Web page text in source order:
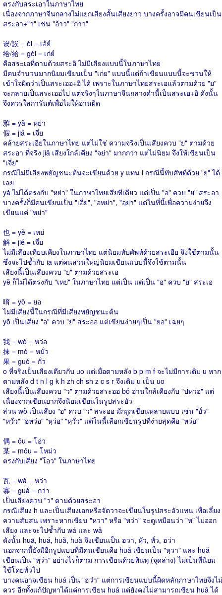
ตรงกับสระเอาในภาษาไทย
เนื่องจากภาษาจีนกลางไม่แยกเสียงสั้นเสียงยาว บางครั้งอาจมีคนเขียนเป็น
สระอา+"ว" เช่น "อ้าว" "ก่าว"
诶/誒 = èi = เอ้ย์
给/給 = gěi = เก่ย์
คือสระเอที่ตามด้วยสระอิ ไม่มีเสียงแบบนี้ในภาษาไทย
มีคนจำนวนมากนิยมเขียนเป็น "เก่ย" แบบนี้แต่ถ้าเขียนแบบนี้จะชวนให้
เข้าใจผิดว่าเป็นสระเออ+อิ ได้ เพราะในภาษาไทยสระเอแล้วตามด้วย "ย"
จะกลายเป็นสระเออไป แต่จริงๆในภาษาจีนกลางคำนี้เป็นสระเอ+อิ ดังนั้น
จึงควรใส่การันต์เพื่อไม่ให้อ่านผิด
雅 = yǎ = หย่า
假 = jiǎ = เจี่ย
คล้ายสระเอียในภาษาไทย แต่ไม่ใช่ ความจริงเป็นเสียงควบ "ย" ตามด้วย
สระอา ที่จริง jiǎ เสียงใกล้เคียง "จย่า" มากกว่า แต่ไม่นิยม จึงให้เขียนเป็น
"เจี่ย"
กรณีไม่มีเสียงพยัญชนะต้นจะเขียนด้วย y แทน i กรณีนี้ทับศัพท์ด้วย "ย" ได้
เลย
yǎ ไม่ได้ตรงกับ "หย่า" ในภาษาไทยเสียทีเดียว แต่เป็น "อ" ควบ "ย" สระอา
บางครั้งก็มีคนเขียนเป็น "เอี่ย", "อหย่า", "อฺย่า" แต่ในที่นี้เพื่อความง่ายจึง
เขียนแค่ "หย่า"
也 = yě = เหย่
解 = jiě = เจี่ย
ไม่มีเสียงเทียบเคียงในภาษาไทย แต่นิยมทับศัพท์ด้วยสระเอีย จึงใช้ตามนั้น
ซึ่งจะไปซ้ำกับ ia แต่คนส่วนใหญ่นิยมเขียนแบบนี้จึงใช้ตามนั้น
เสียงนี้เป็นเสียงควบ "ย" ตามด้วยสระเอ
yě ก็ไม่ได้ตรงกับ "เหย่" ในภาษาไทย แต่เป็น แต่เป็น "อ" ควบ "ย" สระเอ
唷 = yō = ยอ
ไม่มีเสียงนี้ในกรณีที่มีเสียงพยัญชนะต้น
yō เป็นเสียง "อ" ควบ "ย" สระออ แต่เขียนง่ายๆเป็น "ยอ" เฉยๆ
我 = wǒ = หว่อ
抹 = mǒ = หมั่ว
果 = guǒ = กั่ว
o ที่จริงเป็นเสียงเดียวกับ uo แต่เมื่อตามหลัง b p m f จะไม่มีการเติม u หาก
ตามหลัง d t n l g k h zh ch sh z c s r จึงเติม u เป็น uo
เสียงนี้เป็นเสียงควบ "ว" ตามด้วยสระออ bǒ อ่านใกล้เคียงกับ "ปหว่อ" แต่
เนื่องจากเขียนยากจึงนิยมเขียนในรูปสระอัว
ส่วน wǒ เป็นเสียง "อ" ควบ "ว" สระออ มักถูกเขียนหลายแบบ เช่น "อั่ว"
"หวั่ว" "อหว่อ" "หฺว่อ" "หฺวั่ว" แต่ในนี้เลือกเขียนรูปที่ง่ายสุดคือ "หว่อ"
偶 = ǒu = โอ่ว
某 = mǒu = โหม่ว
ตรงกับเสียง "โอว" ในภาษาไทย
瓦 = wǎ = หว่า
寡 = guǎ = กว่า
เป็นเสียงควบ "ว" ตามด้วยสระอา
กรณีเสียง h และเป็นเสียงเอกหรือจัตวาจะเขียนในรูปสระอัวแทน เพื่อเลี่ยง
ความสับสน เพราะหากเขียน "หวา" หรือ "หว่า" จะดูเหมือนว่า "ห" ไม่ออก
เสียง และจะไปซ้ำกับ wá และ wǎ
ดังนั้น huā, huá, huǎ, huà จึงเขียนเป็น ฮวา, หัว, หั่ว, ฮว่า
นอกจากนี้ยังมีอีกรูปแบบที่มีคนเขียนคือ huá เขียนเป็น "หฺวา" และ huǎ
เขียนเป็น "หฺว่า" อย่างไรก็ตาม การเขียนด้วยพินทุ (จุดล่าง) ไม่เป็นที่นิยม
ใช้โดยทั่วไป
บางคนอาจเขียน huá เป็น "ฮว๋า" แต่การเขียนแบบนี้ผิดหลักภาษาไทยจึงไม่
ควร อีกทั้งแก้ปัญหาได้แค่การเขียน huá แต่ยังคงไม่สามารถเขียน huǎ ได้